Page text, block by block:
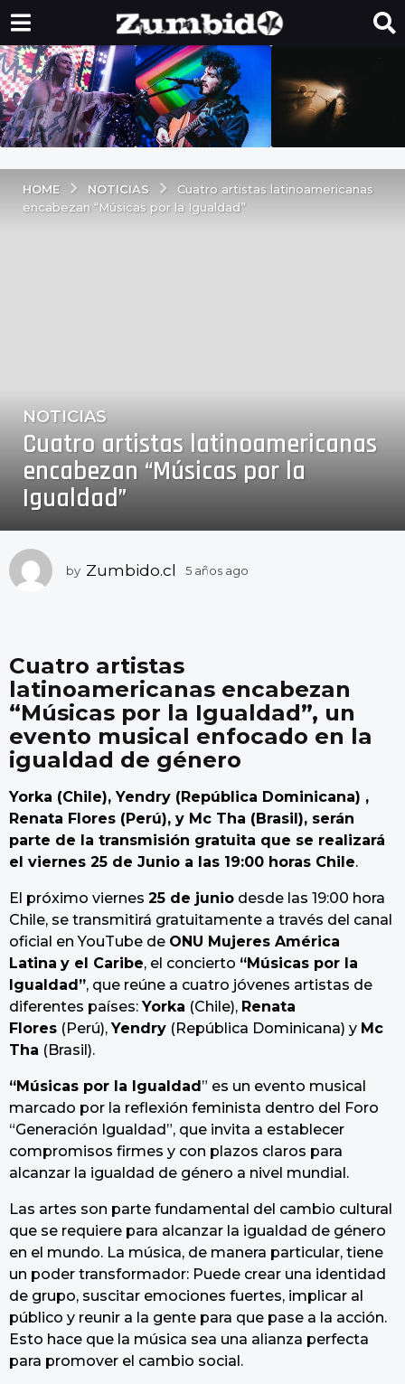
HOME NOTICIAS
Cuatro artistas latinoamericanas
encabezan “Músicas por la Igualdad”
5
a
o
s
g
o
o
s
a
g
o
NOTICIAS
Cuatro artistas latinoamericanas
encabezan “Músicas por la
Igualdad”
by Zumbido.cl 5 años ago
o
Cuatro artistas
latinoamericanas encabezan
“Músicas por la Igualdad”, un
evento musical enfocado en la
igualdad de género
Yorka (Chile), Yendry (República Dominicana) ,
Renata Flores (Perú), y Mc Tha (Brasil), serán
parte de la transmisión gratuita que se realizará
el viernes 25 de Junio a las 19:00 horas Chile.
El próximo viernes 25 de junio desde las 19:00 hora
Chile, se transmitirá gratuitamente a través del canal
oficial en YouTube de ONU Mujeres América
Latina y el Caribe, el concierto “Músicas por la
Igualdad”, que reúne a cuatro jóvenes artistas de
diferentes países:Yorka (Chile), Renata
Flores (Perú),Yendry (República Dominicana) y Mc
Tha (Brasil).
“Músicas por la Igualdad” es un evento musical
marcado por la reflexión feminista dentro del Foro
“Generación Igualdad”, que invita a establecer
compromisos firmes y con plazos claros para
alcanzar la igualdad de género a nivel mundial.
Las artes son parte fundamental del cambio cultural
que se requiere para alcanzar la igualdad de género
en el mundo. La música, de manera particular, tiene
un poder transformador: Puede crear una identidad
de grupo, suscitar emociones fuertes, implicar al
público y reunir a la gente para que pase a la acción.
Esto hace que la música sea una alianza perfecta
para promover el cambio social.